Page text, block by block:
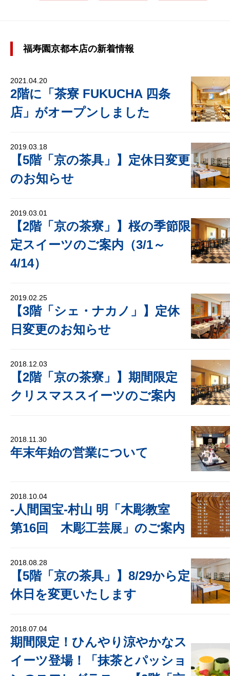
福寿園京都本店の新着情報
2021.04.20
2階に「茶寮 FUKUCHA 四条
店」がオープンしました
2019.03.18
【5階「京の茶具」】定休日変更
のお知らせ
2019.03.01
【2階「京の茶寮」】桜の季節限
定スイーツのご案内（3/1～
4/14）
2019.02.25
【3階「シェ・ナカノ」】定休
日変更のお知らせ
2018.12.03
【2階「京の茶寮」】期間限定
クリスマススイーツのご案内
2018.11.30
年末年始の営業について
2018.10.04
‐人間国宝‐村山 明「木彫教室
第16回 木彫工芸展」のご案内
2018.08.28
【5階「京の茶具」】8/29から定
休日を変更いたします
2018.07.04
期間限定！ひんやり涼やかなス
イーツ登場！「抹茶とパッショ